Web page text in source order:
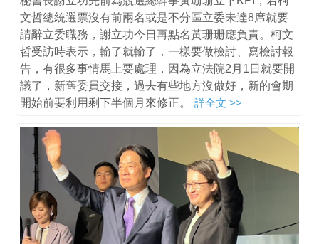
文哲總統選票沒有前兩名或是不分區立委未達8席就要
請辭立委職務，謝立功今日再點名黃珊珊應負責。柯文
哲受訪時表示，輸了就輸了，一樣要做檢討、寫檢討報
告，有很多事情馬上要處理，因為立法院2月1日就要開
議了，新舊委員交接，過去有些地方沒做好，新的會期
開始前要利用剩下半個月來修正。
詳全文 >>